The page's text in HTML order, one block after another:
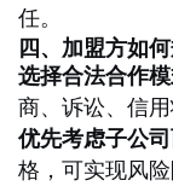
任。
四、加盟方如
选择合法合作
商、诉讼、信用
优先考虑子公
格，可实现风